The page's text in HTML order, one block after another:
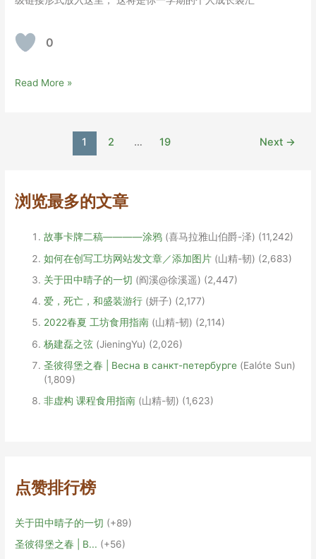
袋
0
最
长
袋
Read More »
1 2 … 19 Next →
浏览最多的文章
故事卡牌二稿————涂鸦 (喜马拉雅山伯爵-泽) (11,242)
如何在创写工坊网站发文章／添加图片 (山精-韧) (2,683)
关于田中晴子的一切 (阎溪@徐溪遥) (2,447)
爱，死亡，和盛装游行 (妍子) (2,177)
2022春夏 工坊食用指南 (山精-韧) (2,114)
杨建磊之弦 (JieningYu) (2,026)
圣彼得堡之春 | Весна в санкт-петербурге (Ealóte Sun)
(1,809)
非虚构 课程食用指南 (山精-韧) (1,623)
点赞排行榜
关于田中晴子的一切
+89
圣彼得堡之春 | В...
+56